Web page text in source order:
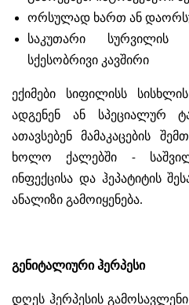
ორსულად ხართ ან
საკუთარი სურვილის
სქესობრივი კავშირი
ექიმები სიფილისს
ადგენენ ან სპეციალურ
ათავსებენ მამაკაცების
ხოლო ქალებში -
ინფექცისა და ჰეპატიტის
ანალიზი გამოიყენება.
გენიტალიური ჰერპესი
დღეს ჰერპესის